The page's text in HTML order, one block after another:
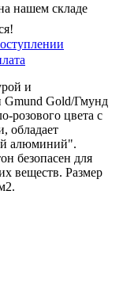
нашем складе
и
Gmund Gold/Гмунд
розового цвета с
обладает
алюминий".
безопасен для
веществ. Размер